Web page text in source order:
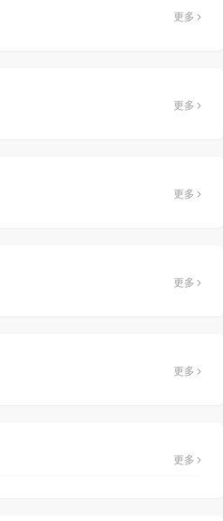
更多
更多
更多
更多
更多
更多